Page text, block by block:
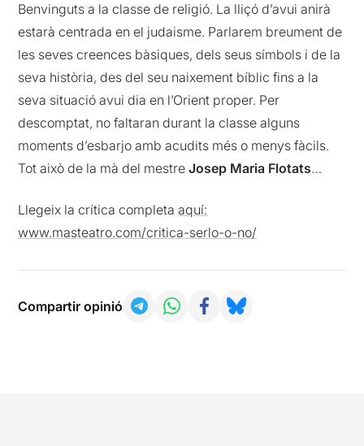
Benvinguts a la classe de religió. La lliçó d’avui anirà
estarà centrada en el judaisme. Parlarem breument de
les seves creences bàsiques, dels seus símbols i de la
seva història, des del seu naixement bíblic fins a la
seva situació avui dia en l’Orient proper. Per
descomptat, no faltaran durant la classe alguns
moments d’esbarjo amb acudits més o menys fàcils.
Tot això de la mà del mestreJosep Maria Flotats…
Llegeix la crítica completaaquí:
www.masteatro.com/critica-serlo-o-no/
Compartir opinió